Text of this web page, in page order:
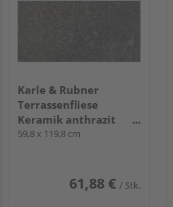
Karle & Rubner
Terrassenfliese
Keramik anthrazit
glatt TERRACON®
59,8 x 119,8 cm
61,88 € / Stk.